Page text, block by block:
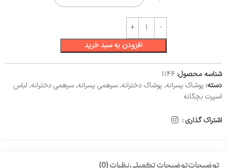
افزودن به سبد خرید
شناسه محصول: 1146
دسته: پوشاک پسرانه, پوشاک دخترانه,سرهمی پسرانه,سرهمی دخترانه, لباس
اسپرت بچگانه
اشتراک گذاری :